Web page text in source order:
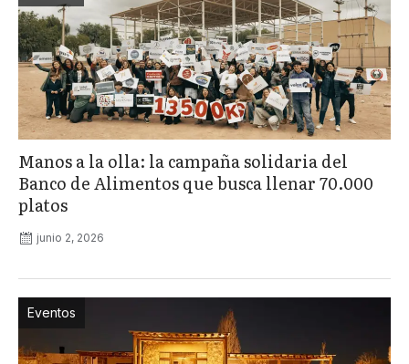
Manos a la olla: la campaña solidaria del
Banco de Alimentos que busca llenar 70.000
platos
junio 2, 2026
Eventos